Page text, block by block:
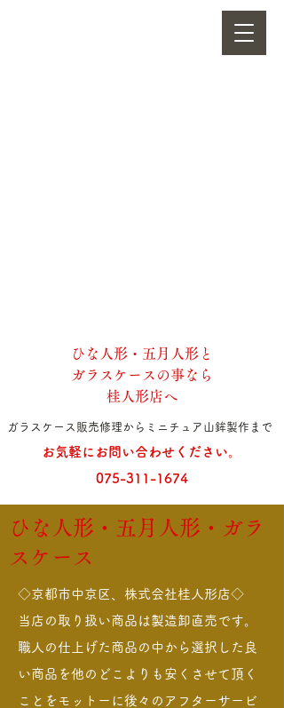
ひな人形・五月人形と
ガラスケースの事なら
桂人形店へ
ガラスケース販売修理からミニチュア山鉾製作まで
お気軽にお問い合わせください。
075-311-1674
​ひな人形・五月人形・ガラ
スケース
◇京都市中京区、株式会社桂人形店◇
当店の取り扱い商品は製造卸直売です。
職人の仕上げた商品の中から選択した良
い商品を他のどこよりも安くさせて頂く
ことをモットーに後々のアフターサービ